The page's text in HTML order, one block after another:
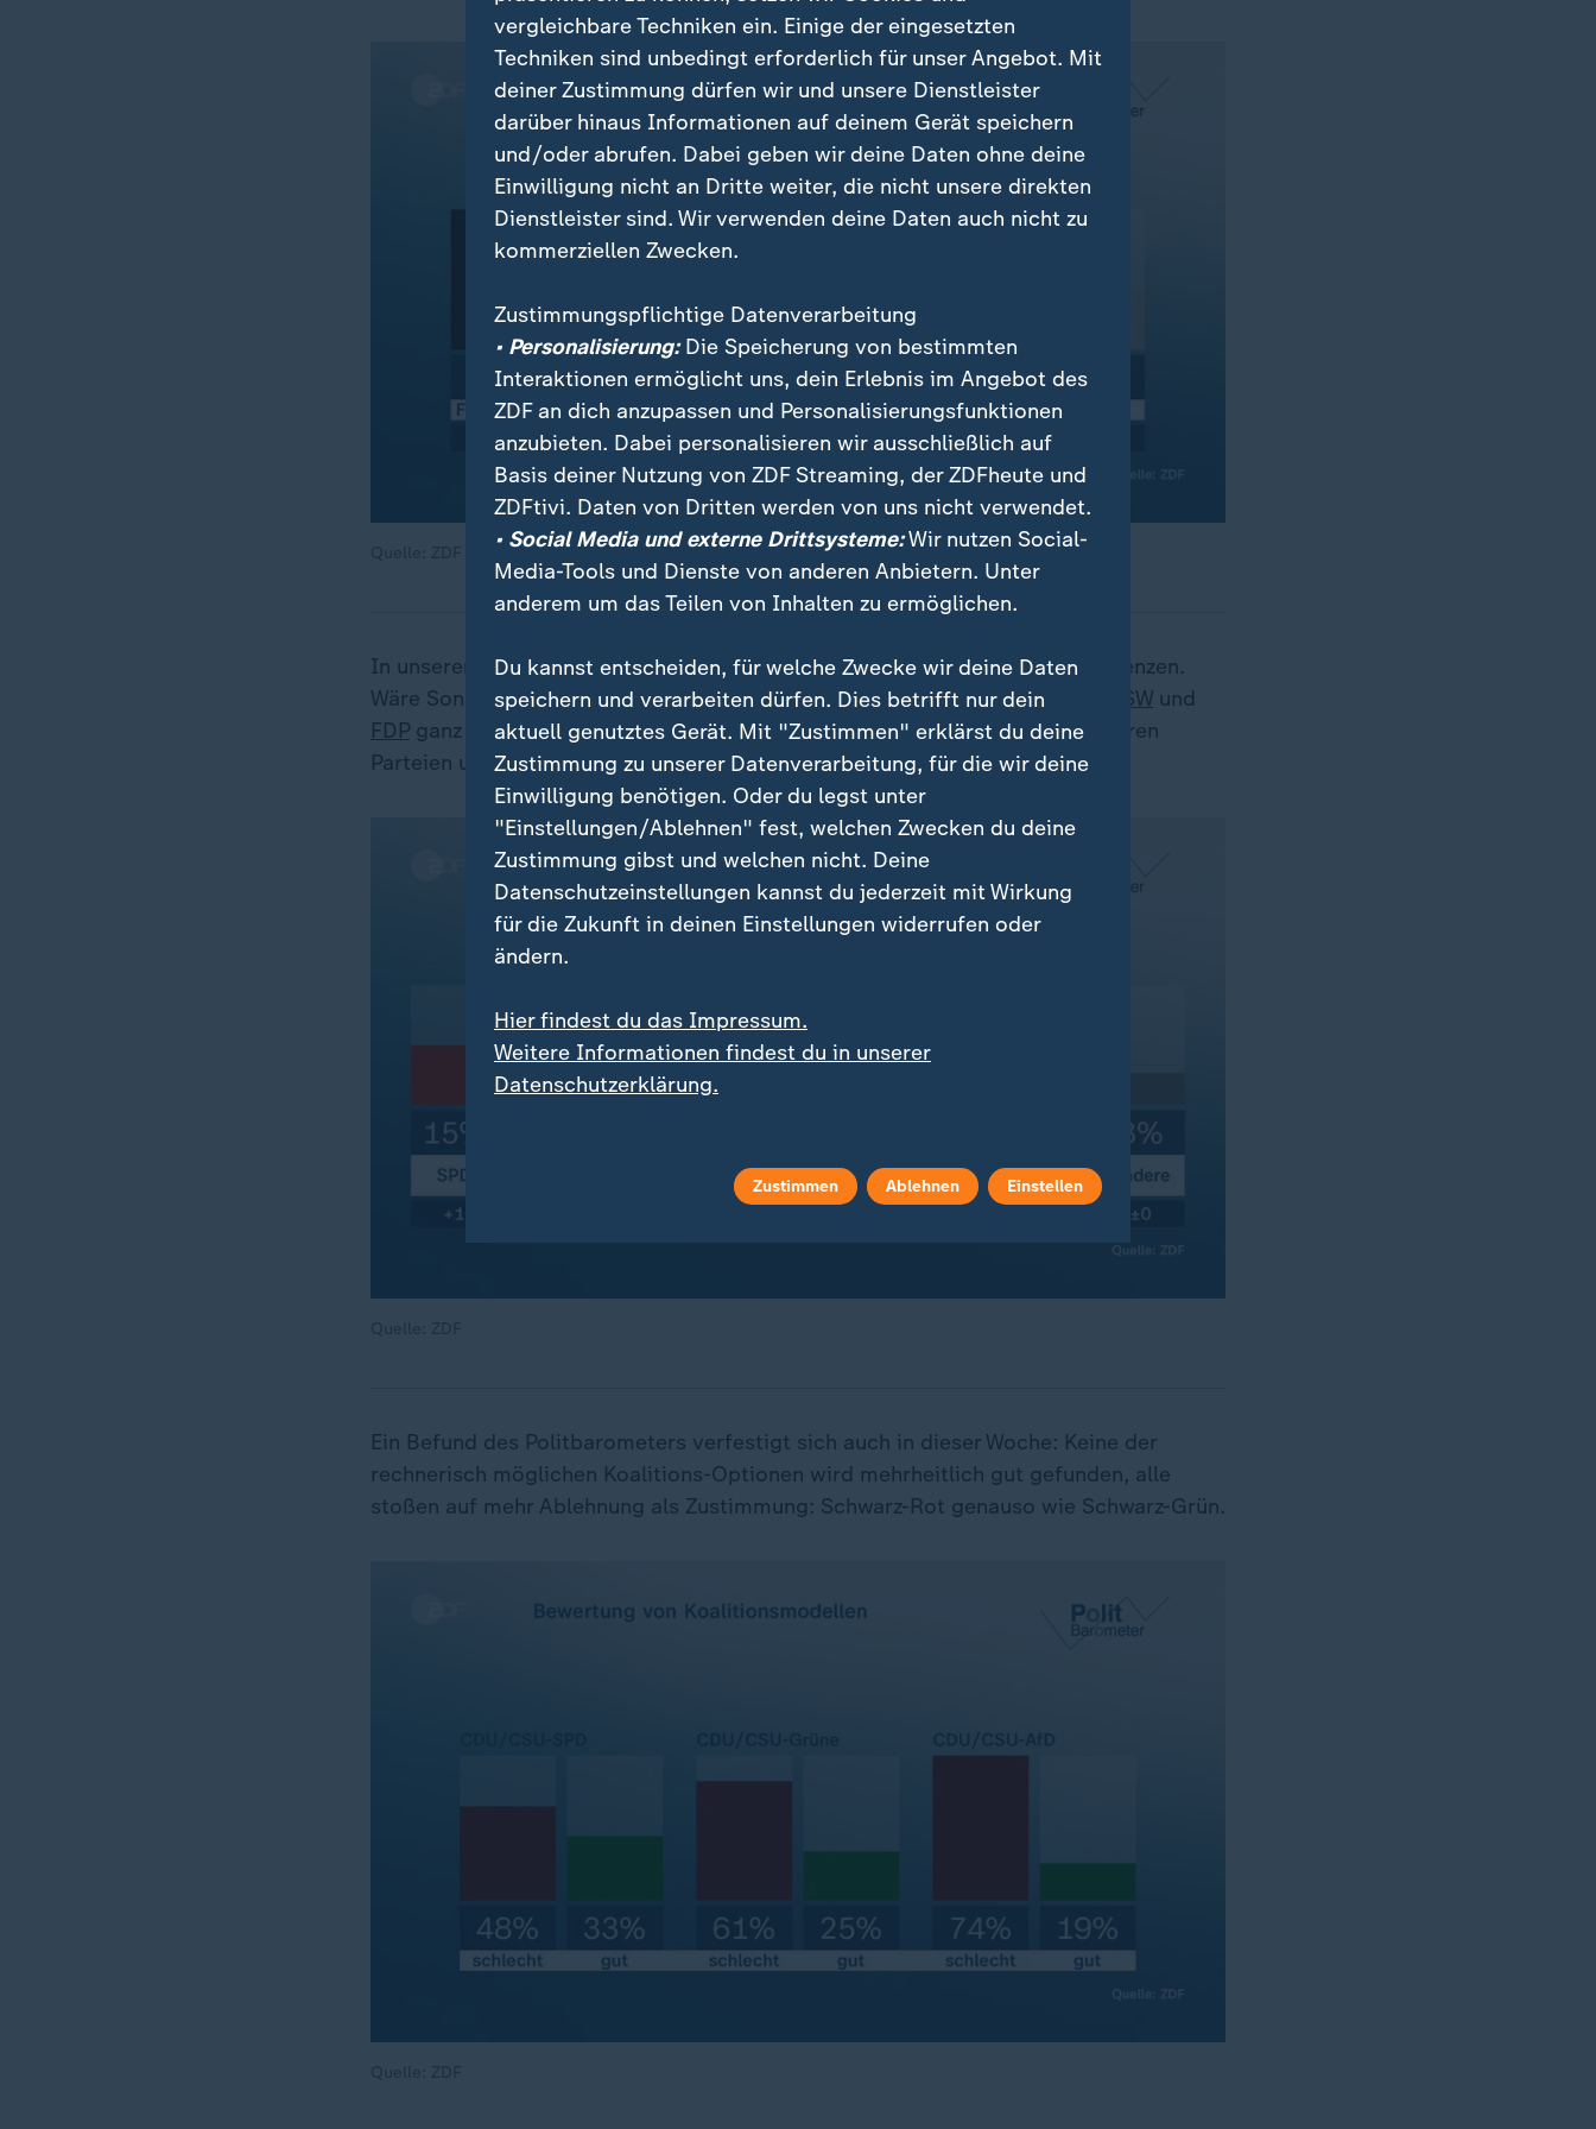
In unserer Sonntagsfrage nur kleine Bewegungen, aber mit großen Konsequenzen.
Wäre Sonntag Bundestagswahl, wäre dieLinke ganz knapp im Bundestag, BSW und
FDP ganz knapp nicht. DieSPDschiebt sich knapp vor die Grünen, alle anderen
Parteien unverändert gegenüber unserer letzten Umfrage von zwei Wochen.
Ein Befund des Politbarometers verfestigt sich auch in dieser Woche: Keine der
rechnerisch möglichen Koalitions-Optionen wird mehrheitlich gut gefunden, alle
stoßen auf mehr Ablehnung als Zustimmung: Schwarz-Rot genauso wie Schwarz-Grün.
vergleichbare Techniken ein. Einige der eingesetzten
Techniken sind unbedingt erforderlich für unser Angebot. Mit
deiner Zustimmung dürfen wir und unsere Dienstleister
darüber hinaus Informationen auf deinem Gerät speichern
und/oder abrufen. Dabei geben wir deine Daten ohne deine
Einwilligung nicht an Dritte weiter, die nicht unsere direkten
Dienstleister sind. Wir verwenden deine Daten auch nicht zu
kommerziellen Zwecken.
Zustimmungspflichtige Datenverarbeitung
• Personalisierung:Die Speicherung von bestimmten
Interaktionen ermöglicht uns, dein Erlebnis im Angebot des
ZDF an dich anzupassen und Personalisierungsfunktionen
anzubieten. Dabei personalisieren wir ausschließlich auf
Basis deiner Nutzung von ZDF Streaming, der ZDFheute und
ZDFtivi. Daten von Dritten werden von uns nicht verwendet.
• Social Media und externe Drittsysteme:Wir nutzen Social-
Media-Tools und Dienste von anderen Anbietern. Unter
anderem um das Teilen von Inhalten zu ermöglichen.
Du kannst entscheiden, für welche Zwecke wir deine Daten
speichern und verarbeiten dürfen. Dies betrifft nur dein
aktuell genutztes Gerät. Mit "Zustimmen" erklärst du deine
Zustimmung zu unserer Datenverarbeitung, für die wir deine
Einwilligung benötigen. Oder du legst unter
"Einstellungen/Ablehnen" fest, welchen Zwecken du deine
Zustimmung gibst und welchen nicht. Deine
Datenschutzeinstellungen kannst du jederzeit mit Wirkung
für die Zukunft in deinen Einstellungen widerrufen oder
ändern.
Hier findest du das Impressum.
Weitere Informationen findest du in unserer
Datenschutzerklärung.
Zustimmen Ablehnen Einstellen